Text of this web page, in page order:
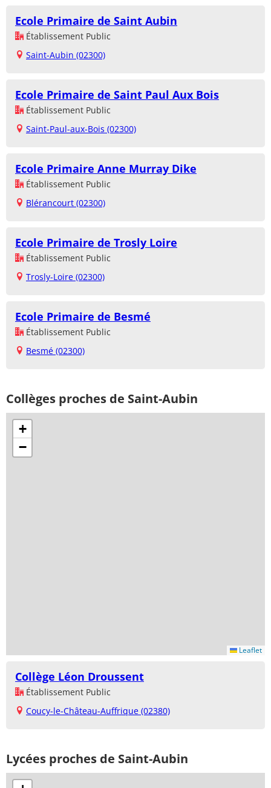
Ecole Primaire de Saint Aubin
Établissement Public
Saint-Aubin (02300)
Ecole Primaire de Saint Paul Aux Bois
Établissement Public
Saint-Paul-aux-Bois (02300)
Ecole Primaire Anne Murray Dike
Établissement Public
Blérancourt (02300)
Ecole Primaire de Trosly Loire
Établissement Public
Trosly-Loire (02300)
Ecole Primaire de Besmé
Établissement Public
Besmé (02300)
Collèges proches de Saint-Aubin
+
−
Leaflet
Collège Léon Droussent
Établissement Public
Coucy-le-Château-Auffrique (02380)
Lycées proches de Saint-Aubin